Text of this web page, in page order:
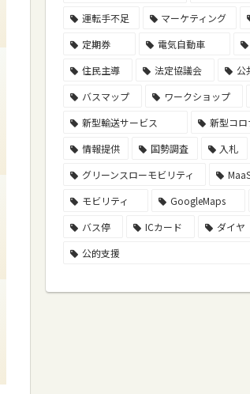
運転手不足
マーケティング
定期券
電気自動車
住民主導
法定協議会
公
バスマップ
ワークショップ
新型輸送サービス
新型コロ
情報提供
国勢調査 入札
グリーンスローモビリティ
モビリティ
GoogleMaps
バス停
ICカード ダイヤ
公的支援